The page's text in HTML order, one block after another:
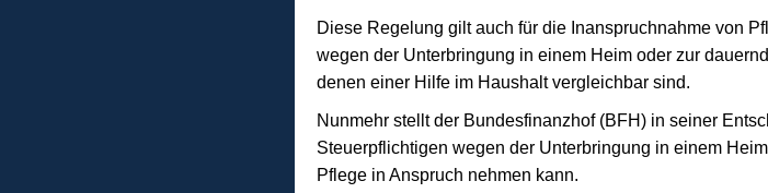
Diese Regelung gilt auch für die Inanspruchnahme von
wegen der Unterbringung in einem Heim oder zur
denen einer Hilfe im Haushalt vergleichbar sind.
Nunmehr stellt der Bundesfinanzhof (BFH) in seiner
Steuerpflichtigen wegen der Unterbringung in einem
Pflege in Anspruch nehmen kann.